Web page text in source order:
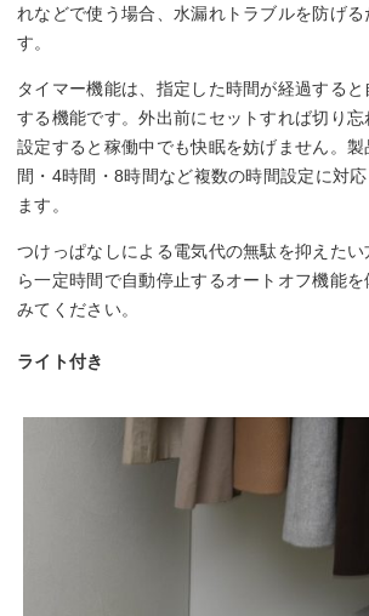
れなどで使う場合、水漏れトラブルを防げる
す。
タイマー機能は、指定した時間が経過する
する機能です。外出前にセットすれば切り
設定すると稼働中でも快眠を妨げません。
間・4時間・8時間など複数の時間設定に対
ます。
つけっぱなしによる電気代の無駄を抑えた
ら一定時間で自動停止するオートオフ機能
みてください。
ライト付き